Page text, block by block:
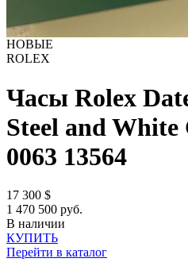
НОВЫЕ
ROLEX
Часы Rolex
Steel and White
0063 13564
17 300 $
1 470 500 руб.
В наличии
КУПИТЬ
Перейти в каталог